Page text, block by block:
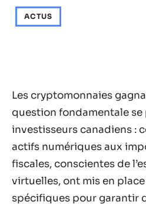
ACTUS
Les cryptomonnaies
question fondamentale se
investisseurs canadiens :
actifs numériques aux
fiscales, conscientes de
virtuelles, ont mis en
spécifiques pour garantir